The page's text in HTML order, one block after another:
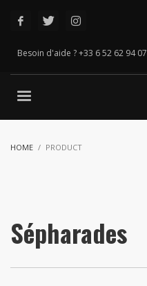
Besoin d'aide ? +33 6 52 62 94 07
HOME PRODUCT
Sépharades